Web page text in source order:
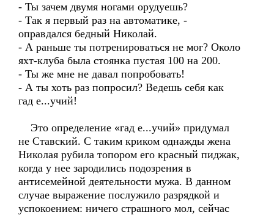
- Ты зачем двумя ногами орудуешь?
- Так я первый раз на автоматике, -
оправдался бедный Николай.
- А раньше ты потренироваться не мог? Около
яхт-клуба была стоянка пустая 100 на 200.
- Ты же мне не давал попробовать!
- А ты хоть раз попросил? Ведешь себя как
гад е...учий!
Это определение «гад е...учий» придумал
не Ставский. С таким криком однажды жена
Николая рубила топором его красный пиджак,
когда у нее зародились подозрения в
антисемейной деятельности мужа. В данном
случае выражение послужило разрядкой и
успокоением: ничего страшного мол, сейчас